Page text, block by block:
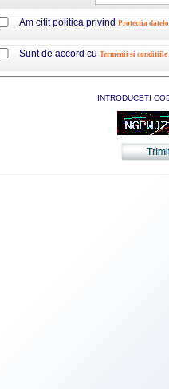
Am citit politica privind Protectia
Sunt de accord cu Termenii si conditiile
INTRODUCETI